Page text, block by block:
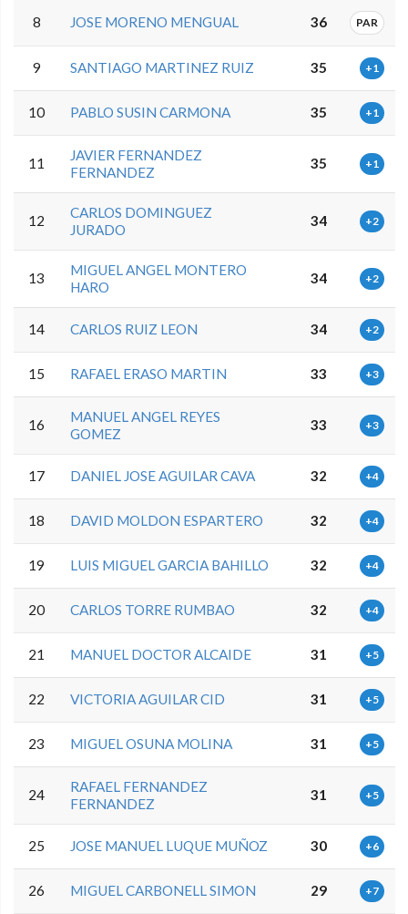
8 JOSE MORENO MENGUAL 36 PAR
9 SANTIAGO MARTINEZ RUIZ 35 +1
10 PABLO SUSIN CARMONA 35 +1
11
JAVIER FERNANDEZ
FERNANDEZ
35 +1
12
CARLOS DOMINGUEZ
JURADO
34 +2
13
MIGUEL ANGEL MONTERO
HARO
34 +2
14 CARLOS RUIZ LEON 34 +2
15 RAFAEL ERASO MARTIN 33 +3
16
MANUEL ANGEL REYES
GOMEZ
33 +3
17 DANIEL JOSE AGUILAR CAVA 32 +4
18 DAVID MOLDON ESPARTERO 32 +4
19 LUIS MIGUEL GARCIA BAHILLO 32 +4
20 CARLOS TORRE RUMBAO 32 +4
21 MANUEL DOCTOR ALCAIDE 31 +5
22 VICTORIA AGUILAR CID 31 +5
23 MIGUEL OSUNA MOLINA 31 +5
24
RAFAEL FERNANDEZ
FERNANDEZ
31 +5
25 JOSE MANUEL LUQUE MUÑOZ 30 +6
26 MIGUEL CARBONELL SIMON 29 +7